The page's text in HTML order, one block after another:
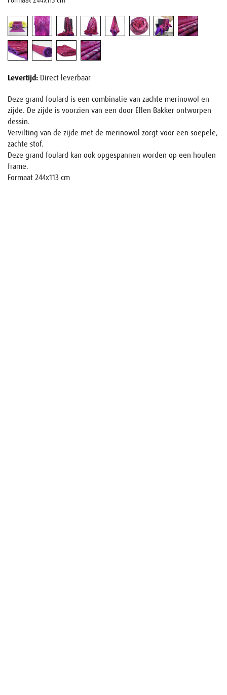
Levertijd: Direct leverbaar
Deze grand foulard is een combinatie van zachte merinowol en
zijde. De zijde is voorzien van een door Ellen Bakker ontworpen
dessin.
Vervilting van de zijde met de merinowol zorgt voor een soepele,
zachte stof.
Deze grand foulard kan ook opgespannen worden op een houten
frame.
Formaat 244x113 cm